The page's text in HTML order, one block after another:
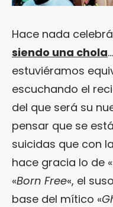
Hace nada
siendo una chola
estuviéramos
escuchando el
del que será su
pensar que se
suicidas que con
hace gracia lo de
«Born Free«, el
base del mítico «